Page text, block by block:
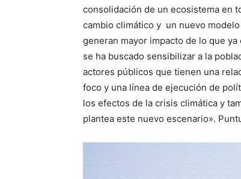
consolidación de un ecosistema en
cambio climático y un nuevo
generan mayor impacto de lo que
se ha buscado sensibilizar a la
actores públicos que tienen una
foco y una línea de ejecución de
los efectos de la crisis climática y
plantea este nuevo escenario».